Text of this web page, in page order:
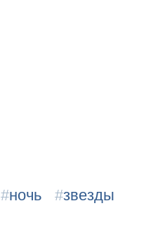
#ночь #звезды